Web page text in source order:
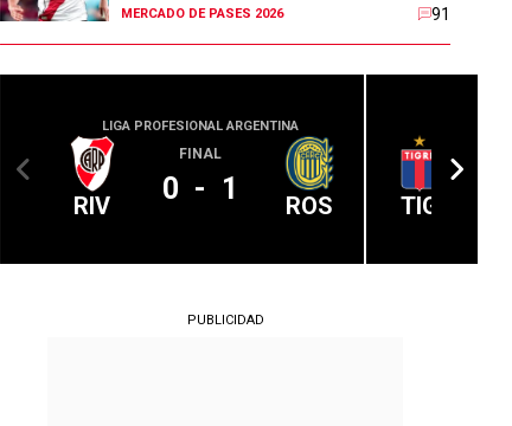
MERCADO DE PASES 2026 91
LIGA PROFESIONAL ARGENTINA
RIV
FINAL
0 - 1 ROS TIG
PUBLICIDAD